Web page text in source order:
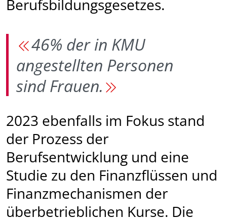
Berufsbildungsgesetzes.
46% der in KMU
angestellten Personen
sind Frauen.
2023 ebenfalls im Fokus stand
der Prozess der
Berufsentwicklung und eine
Studie zu den Finanz­flüssen und
Finanzmechanismen der
überbetrieblichen Kurse. Die